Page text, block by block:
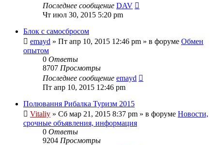
Последнее сообщение DAV
Чт июл 30, 2015 5:20 pm
Блок с самосбросом
emayd » Пт апр 10, 2015 12:46 pm » в форуме Обмен
опытом
0 Ответы
8707 Просмотры
Последнее сообщение emayd
Пт апр 10, 2015 12:46 pm
Полювання Рибалка Туризм 2015
Vitaliy » Сб мар 21, 2015 8:37 pm » в форуме Новости,
срочные объявления, информация
0 Ответы
9204 Просмотры